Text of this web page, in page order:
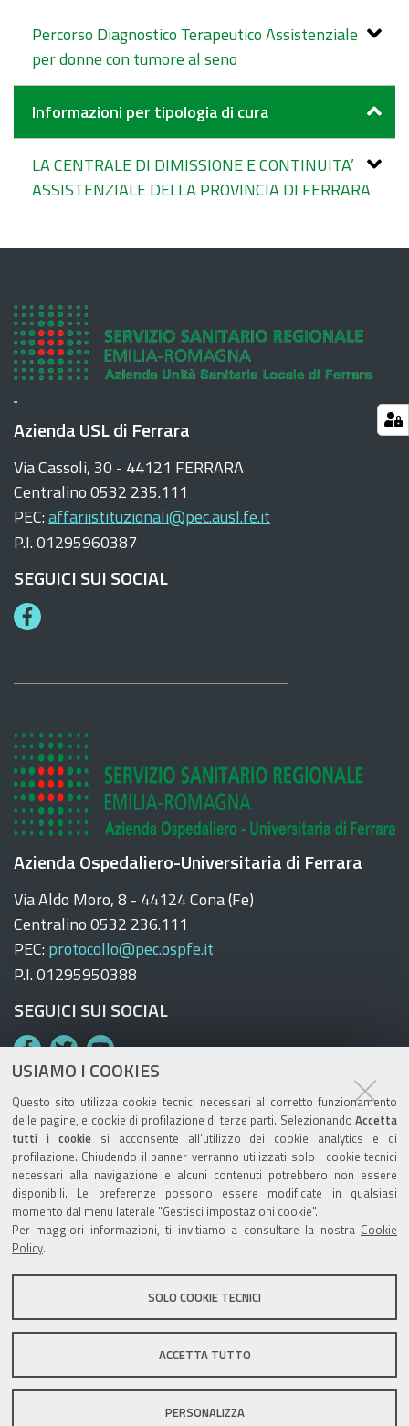
USIAMO I COOKIES
Questo sito utilizza cookie tecnici necessari al corretto funzionamento
delle pagine, e cookie di profilazione di terze parti. Selezionando Accetta
tutti i cookiesi acconsente all’utilizzo dei cookie analytics e di
profilazione. Chiudendo il banner verranno utilizzati solo i cookie tecnici
necessari alla navigazione e alcuni contenuti potrebbero non essere
disponibili. Le preferenze possono essere modificate in qualsiasi
momento dal menu laterale "Gestisci impostazioni cookie".
Per maggiori informazioni, ti invitiamo a consultare la nostra Cookie
Policy.
SOLO COOKIE TECNICI
ACCETTA TUTTO
PERSONALIZZA
Percorso Diagnostico Terapeutico Assistenziale
per donne con tumore al seno
Informazioni per tipologia di cura
LA CENTRALE DI DIMISSIONE E CONTINUITA’
ASSISTENZIALE DELLA PROVINCIA DI FERRARA
Azienda USL di Ferrara
Via Cassoli, 30 - 44121 FERRARA
Centralino 0532 235.111
PEC:affariistituzionali@pec.ausl.fe.it
P.I. 01295960387
SEGUICI SUI SOCIAL
F
e
o
o
k
Azienda Ospedaliero-Universitaria di Ferrara
Via Aldo Moro, 8 - 44124 Cona (Fe)
Centralino 0532 236.111
PEC: protocollo@pec.ospfe.it
P.I. 01295950388
SEGUICI SUI SOCIAL
F
a
c
e
b
o
o
k
T
w
t
t
e
r
Y
o
u
T
u
b
e
TRASPARENZA
Amministrazione trasparente AUSL
Amministrazione trasparente OSPFE
LA NOSTRA REDAZIONE
Mappa del sito Note legali
Accessibilità
Credits Area riservata